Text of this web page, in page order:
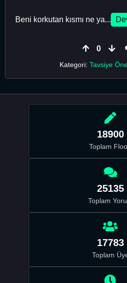
Beni korkutan kısmı ne ya...
0
Kategori: Tavsiye
18900
Toplam
25135
Toplam
17783
Toplam